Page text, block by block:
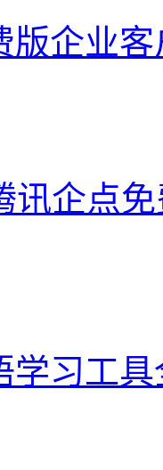
版企业
讯企点
学习工